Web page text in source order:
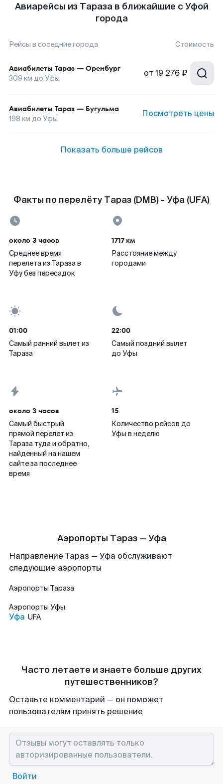
Авиарейсы из Тараза в ближайшие с Уфой
города
Рейсы в соседние города Стоимость
Авиабилеты Тараз — Оренбург
309 км до Уфы от 19 276 ₽
Авиабилеты Тараз — Бугульма
198 км до Уфы Посмотреть цены
Показать больше рейсов
Факты по перелёту Тараз (DMB) - Уфа (UFA)
около 3 часов
Среднее время
перелета из Тараза в
Уфу без пересадок
1717 км
Расстояние между
городами
01:00
Самый ранний вылет из
Тараза
22:00
Самый поздний вылет
до Уфы
около 3 часов
Самый быстрый
прямой перелет из
Тараза туда и обратно,
найденный на нашем
сайте за последнее
время
15
Количество рейсов до
Уфы в неделю
Аэропорты Тараз — Уфа
Направление Тараз — Уфа обслуживают
следующие аэропорты
Аэропорты Тараза
Аэропорты Уфы
Уфа UFA
Часто летаете и знаете больше других
путешественников?
Оставьте комментарий — он поможет
пользователям принять решение
Войти